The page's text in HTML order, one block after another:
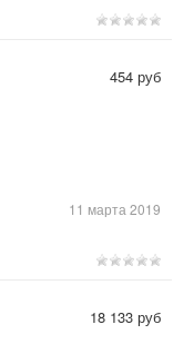
11 марта 2019
454 руб
18 133 руб